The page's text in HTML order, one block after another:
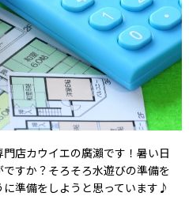
店カウイエの廣瀨です！暑い日
すか？そろそろ水遊びの準備を
準備をしようと思っています♪